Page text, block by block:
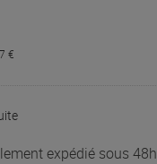
€
expédié sous 48h